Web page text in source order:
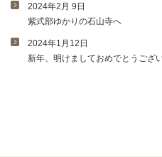
2024年2月 9日
紫式部ゆかりの石山寺へ
2024年1月12日
新年、明けましておめでとうござい